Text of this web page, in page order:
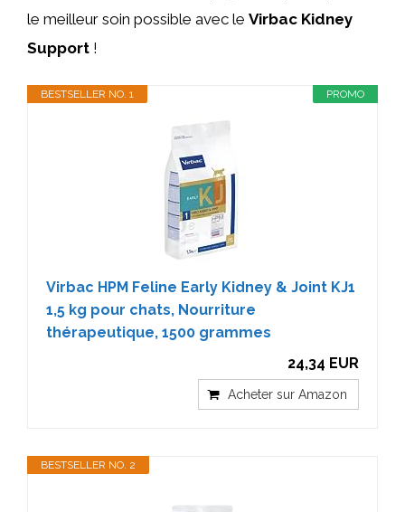
le meilleur soin possible avec le Virbac Kidney
Support !
PROMO
BESTSELLER NO. 1
Virbac HPM Feline Early Kidney & Joint KJ1
1,5 kg pour chats, Nourriture
thérapeutique, 1500 grammes
24,34 EUR
Acheter sur Amazon
BESTSELLER NO. 2